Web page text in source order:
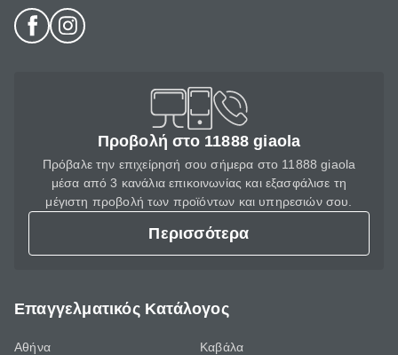
Προβολή στο 11888 giaola
Πρόβαλε την επιχείρησή σου σήμερα στο 11888 giaola
μέσα από 3 κανάλια επικοινωνίας και εξασφάλισε τη
μέγιστη προβολή των προϊόντων και υπηρεσιών σου.
Περισσότερα
Επαγγελματικός Κατάλογος
Αθήνα
Καβάλα